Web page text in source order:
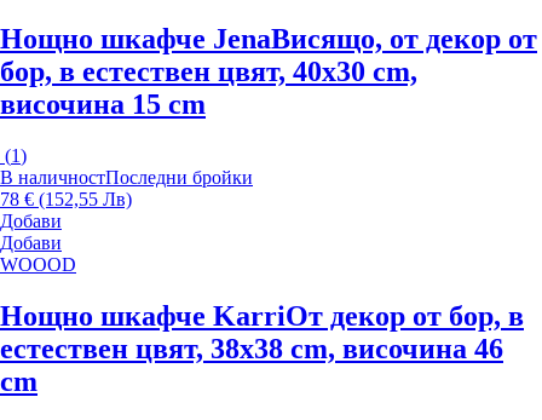
Нощно шкафче JenaВисящо, от декор от
бор, в естествен цвят, 40x30 cm,
височина 15 cm
(1)
В наличностПоследни бройки
78 € (152,55 Лв)
Добави
Добави
WOOOD
Нощно шкафче KarriОт декор от бор, в
естествен цвят, 38x38 cm, височина 46
cm